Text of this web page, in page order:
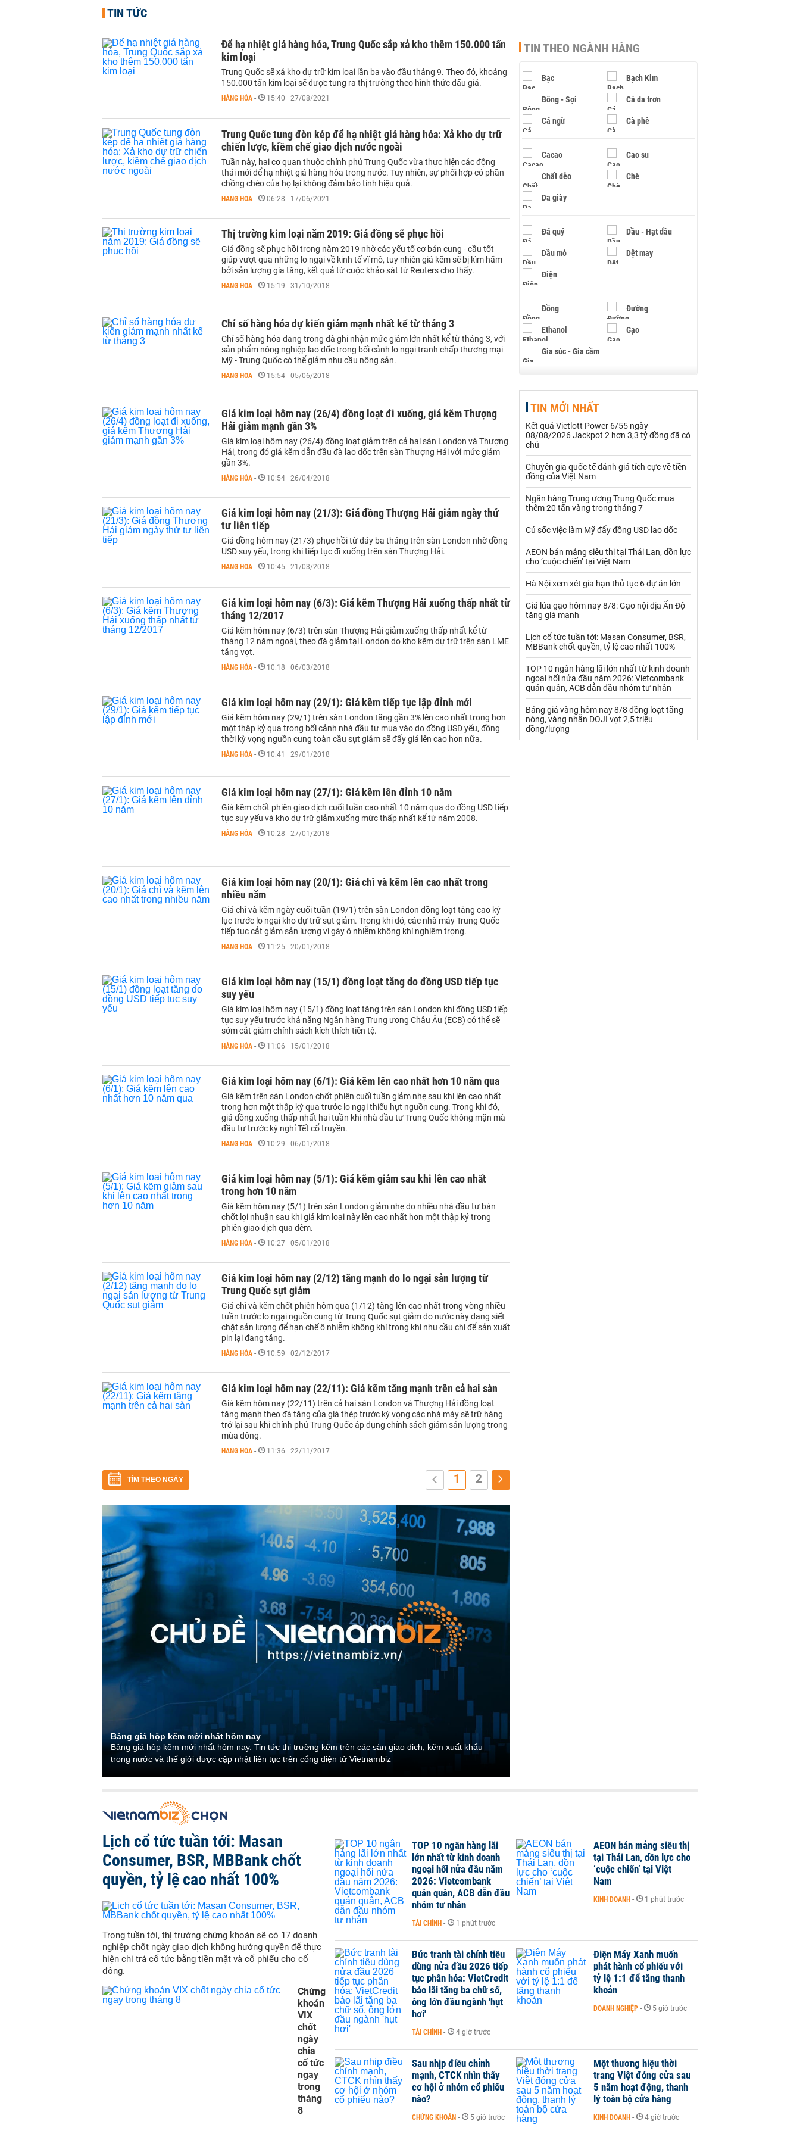
TIN TỨC
Để hạ nhiệt giá hàng hóa, Trung Quốc sắp xả kho thêm 150.000 tấn
kim loại
Trung Quốc sẽ xả kho dự trữ kim loại lần ba vào đầu tháng 9. Theo đó, khoảng
150.000 tấn kim loại sẽ được tung ra thị trường theo hình thức đấu giá.
HÀNG HÓA - 15:40 | 27/08/2021
Trung Quốc tung đòn kép để hạ nhiệt giá hàng hóa: Xả kho dự trữ
chiến lược, kiềm chế giao dịch nước ngoài
Tuần này, hai cơ quan thuộc chính phủ Trung Quốc vừa thực hiện các động
thái mới để hạ nhiệt giá hàng hóa trong nước. Tuy nhiên, sự phối hợp có phần
chồng chéo của họ lại không đảm bảo tính hiệu quả.
HÀNG HÓA - 06:28 | 17/06/2021
Thị trường kim loại năm 2019: Giá đồng sẽ phục hồi
Giá đồng sẽ phục hồi trong năm 2019 nhờ các yếu tố cơ bản cung - cầu tốt
giúp vượt qua những lo ngại về kinh tế vĩ mô, tuy nhiên giá kẽm sẽ bị kìm hãm
bởi sản lượng gia tăng, kết quả từ cuộc khảo sát từ Reuters cho thấy.
HÀNG HÓA - 15:19 | 31/10/2018
Chỉ số hàng hóa dự kiến giảm mạnh nhất kể từ tháng 3
Chỉ số hàng hóa đang trong đà ghi nhận mức giảm lớn nhất kể từ tháng 3, với
sản phẩm nông nghiệp lao dốc trong bối cảnh lo ngại tranh chấp thương mại
Mỹ - Trung Quốc có thể giảm nhu cầu nông sản.
HÀNG HÓA - 15:54 | 05/06/2018
Giá kim loại hôm nay (26/4) đồng loạt đi xuống, giá kẽm Thượng
Hải giảm mạnh gần 3%
Giá kim loại hôm nay (26/4) đồng loạt giảm trên cả hai sàn London và Thượng
Hải, trong đó giá kẽm dẫn đầu đà lao dốc trên sàn Thượng Hải với mức giảm
gần 3%.
HÀNG HÓA - 10:54 | 26/04/2018
Giá kim loại hôm nay (21/3): Giá đồng Thượng Hải giảm ngày thứ
tư liên tiếp
Giá đồng hôm nay (21/3) phục hồi từ đáy ba tháng trên sàn London nhờ đồng
USD suy yếu, trong khi tiếp tục đi xuống trên sàn Thượng Hải.
HÀNG HÓA - 10:45 | 21/03/2018
Giá kim loại hôm nay (6/3): Giá kẽm Thượng Hải xuống thấp nhất từ
tháng 12/2017
Giá kẽm hôm nay (6/3) trên sàn Thượng Hải giảm xuống thấp nhất kể từ
tháng 12 năm ngoái, theo đà giảm tại London do kho kẽm dự trữ trên sàn LME
tăng vọt.
HÀNG HÓA - 10:18 | 06/03/2018
Giá kim loại hôm nay (29/1): Giá kẽm tiếp tục lập đỉnh mới
Giá kẽm hôm nay (29/1) trên sàn London tăng gần 3% lên cao nhất trong hơn
một thập kỷ qua trong bối cảnh nhà đầu tư mua vào do đồng USD yếu, đồng
thời kỳ vọng nguồn cung toàn cầu sụt giảm sẽ đẩy giá lên cao hơn nữa.
HÀNG HÓA - 10:41 | 29/01/2018
Giá kim loại hôm nay (27/1): Giá kẽm lên đỉnh 10 năm
Giá kẽm chốt phiên giao dịch cuối tuần cao nhất 10 năm qua do đồng USD tiếp
tục suy yếu và kho dự trữ giảm xuống mức thấp nhất kể từ năm 2008.
HÀNG HÓA - 10:28 | 27/01/2018
Giá kim loại hôm nay (20/1): Giá chì và kẽm lên cao nhất trong
nhiều năm
Giá chì và kẽm ngày cuối tuần (19/1) trên sàn London đồng loạt tăng cao kỷ
lục trước lo ngại kho dự trữ sụt giảm. Trong khi đó, các nhà máy Trung Quốc
tiếp tục cắt giảm sản lượng vì gây ô nhiễm không khí nghiêm trọng.
HÀNG HÓA - 11:25 | 20/01/2018
Giá kim loại hôm nay (15/1) đồng loạt tăng do đồng USD tiếp tục
suy yếu
Giá kim loại hôm nay (15/1) đồng loạt tăng trên sàn London khi đồng USD tiếp
tục suy yếu trước khả năng Ngân hàng Trung ương Châu Âu (ECB) có thể sẽ
sớm cắt giảm chính sách kích thích tiền tệ.
HÀNG HÓA - 11:06 | 15/01/2018
Giá kim loại hôm nay (6/1): Giá kẽm lên cao nhất hơn 10 năm qua
Giá kẽm trên sàn London chốt phiên cuối tuần giảm nhẹ sau khi lên cao nhất
trong hơn một thập kỷ qua trước lo ngại thiếu hụt nguồn cung. Trong khi đó,
giá đồng xuống thấp nhất hai tuần khi nhà đầu tư Trung Quốc không mặn mà
đầu tư trước kỳ nghỉ Tết cổ truyền.
HÀNG HÓA - 10:29 | 06/01/2018
Giá kim loại hôm nay (5/1): Giá kẽm giảm sau khi lên cao nhất
trong hơn 10 năm
Giá kẽm hôm nay (5/1) trên sàn London giảm nhẹ do nhiều nhà đầu tư bán
chốt lợi nhuận sau khi giá kim loại này lên cao nhất hơn một thập kỷ trong
phiên giao dịch qua đêm.
HÀNG HÓA - 10:27 | 05/01/2018
Giá kim loại hôm nay (2/12) tăng mạnh do lo ngại sản lượng từ
Trung Quốc sụt giảm
Giá chì và kẽm chốt phiên hôm qua (1/12) tăng lên cao nhất trong vòng nhiều
tuần trước lo ngại nguồn cung từ Trung Quốc sụt giảm do nước này đang siết
chặt sản lượng để hạn chế ô nhiễm không khí trong khi nhu cầu chì để sản xuất
pin lại đang tăng.
HÀNG HÓA - 10:59 | 02/12/2017
Giá kim loại hôm nay (22/11): Giá kẽm tăng mạnh trên cả hai sàn
Giá kẽm hôm nay (22/11) trên cả hai sàn London và Thượng Hải đồng loạt
tăng mạnh theo đà tăng của giá thép trước kỳ vọng các nhà máy sẽ trữ hàng
trở lại sau khi chính phủ Trung Quốc áp dụng chính sách giảm sản lượng trong
mùa đông.
HÀNG HÓA - 11:36 | 22/11/2017
TÌM THEO NGÀY 1 2
Bảng giá hộp kẽm mới nhất hôm nay
Bảng giá hộp kẽm mới nhất hôm nay. Tin tức thị trường kẽm trên các sàn giao dịch, kẽm xuất khẩu
trong nước và thế giới được cập nhật liên tục trên cổng điện tử Vietnambiz
TIN THEO NGÀNH HÀNG
Bạc Bạch Kim
Bông - Sợi Cá da trơn
Cá ngừ Cà phê
Cacao Cao su
Chất dẻo Chè
Da giày
Đá quý Dầu - Hạt dầu
Dầu mỏ Dệt may
Điện
Đồng Đường
Ethanol Gạo
Gia súc - Gia cầm
Hạt điều
Khí đốt
Kim loại khác Mắc ca
Muối
Nhựa - Hạt nhựa
Palladium Phân bón
Rau - Củ -Quả Sắt thép
Sữa
Than
Thủy hải sản khác Tôm
Vàng
VLXD khác Xăng dầu
Xi măng - Clynker
TIN MỚI NHẤT
Kết quả Vietlott Power 6/55 ngày
08/08/2026 Jackpot 2 hơn 3,3 tỷ đồng đã có
chủ
Chuyên gia quốc tế đánh giá tích cực về tiền
đồng của Việt Nam
Ngân hàng Trung ương Trung Quốc mua
thêm 20 tấn vàng trong tháng 7
Cú sốc việc làm Mỹ đẩy đồng USD lao dốc
AEON bán mảng siêu thị tại Thái Lan, dồn lực
cho ‘cuộc chiến’ tại Việt Nam
Hà Nội xem xét gia hạn thủ tục 6 dự án lớn
Giá lúa gạo hôm nay 8/8: Gạo nội địa Ấn Độ
tăng giá mạnh
Lịch cổ tức tuần tới: Masan Consumer, BSR,
MBBank chốt quyền, tỷ lệ cao nhất 100%
TOP 10 ngân hàng lãi lớn nhất từ kinh doanh
ngoại hối nửa đầu năm 2026: Vietcombank
quán quân, ACB dẫn đầu nhóm tư nhân
Bảng giá vàng hôm nay 8/8 đồng loạt tăng
nóng, vàng nhẫn DOJI vọt 2,5 triệu
đồng/lượng
Lịch cổ tức tuần tới: Masan
Consumer, BSR, MBBank chốt
quyền, tỷ lệ cao nhất 100%
Trong tuần tới, thị trường chứng khoán sẽ có 17 doanh
nghiệp chốt ngày giao dịch không hưởng quyền để thực
hiện chi trả cổ tức bằng tiền mặt và cổ phiếu cho cổ
đông.
Chứng
khoán
VIX
chốt
ngày
chia
cổ tức
ngay
trong
tháng
8
TOP 10 ngân hàng lãi
lớn nhất từ kinh doanh
ngoại hối nửa đầu năm
2026: Vietcombank
quán quân, ACB dẫn đầu
nhóm tư nhân
TÀI CHÍNH - 1 phút trước
AEON bán mảng siêu thị
tại Thái Lan, dồn lực cho
‘cuộc chiến’ tại Việt
Nam
KINH DOANH - 1 phút trước
Bức tranh tài chính tiêu
dùng nửa đầu 2026 tiếp
tục phân hóa: VietCredit
báo lãi tăng ba chữ số,
ông lớn đầu ngành 'hụt
hơi'
TÀI CHÍNH - 4 giờ trước
Điện Máy Xanh muốn
phát hành cổ phiếu với
tỷ lệ 1:1 để tăng thanh
khoản
DOANH NGHIỆP - 5 giờ trước
Sau nhịp điều chỉnh
mạnh, CTCK nhìn thấy
cơ hội ở nhóm cổ phiếu
nào?
CHỨNG KHOÁN - 5 giờ trước
Một thương hiệu thời
trang Việt đóng cửa sau
5 năm hoạt động, thanh
lý toàn bộ cửa hàng
KINH DOANH - 4 giờ trước